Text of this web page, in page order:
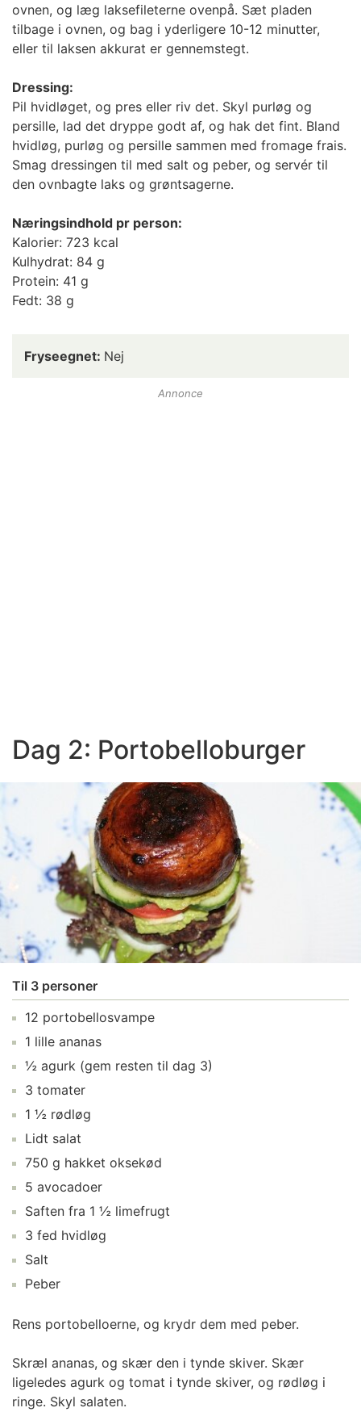
ovnen, og læg laksefileterne ovenpå. Sæt pladen
tilbage i ovnen, og bag i yderligere 10-12 minutter,
eller til laksen akkurat er gennemstegt.
Dressing:
Pil hvidløget, og pres eller riv det. Skyl purløg og
persille, lad det dryppe godt af, og hak det fint. Bland
hvidløg, purløg og persille sammen med fromage frais.
Smag dressingen til med salt og peber, og servér til
den ovnbagte laks og grøntsagerne.
Næringsindhold pr person:
Kalorier: 723 kcal
Kulhydrat: 84 g
Protein: 41 g
Fedt: 38 g
Fryseegnet: Nej
Annonce
Dag 2: Portobelloburger
Til 3 personer
12 portobellosvampe
1 lille ananas
½ agurk (gem resten til dag 3)
3 tomater
1 ½ rødløg
Lidt salat
750 g hakket oksekød
5 avocadoer
Saften fra 1 ½ limefrugt
3 fed hvidløg
Salt
Peber
Rens portobelloerne, og krydr dem med peber.
Skræl ananas, og skær den i tynde skiver. Skær
ligeledes agurk og tomat i tynde skiver, og rødløg i
ringe. Skyl salaten.